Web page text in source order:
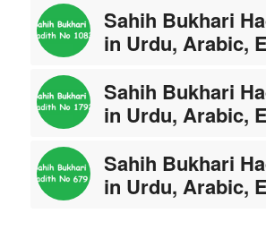
Sahih Bukhari
in Urdu, Arabic,
Sahih Bukhari
in Urdu, Arabic,
Sahih Bukhari
in Urdu, Arabic,